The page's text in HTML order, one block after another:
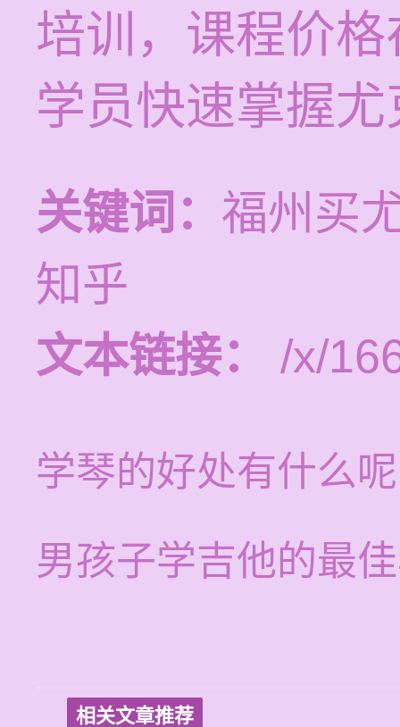
培训，课程价
学员快速掌握
关键词： 福州买
知乎
文本链接：
/x/
学琴的好处有什么呢
男孩子学吉他的最
相关文章推荐